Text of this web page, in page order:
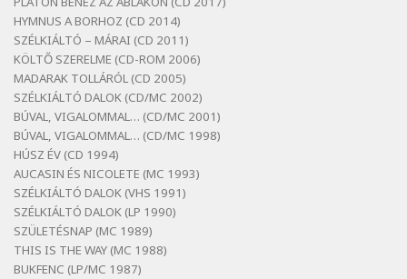
Bertók László: Dinnye Döme
Szélkiáltó
Bertók László: Diófa-levélen
Szélkiáltó
Bertók László: El-elképzelem a falansztert
Szélkiáltó
Bertók László: Elmenni kevés, itt maradni
sok
Szélkiáltó
Bertók László: Mintha már pénteken
vasárnap
Szélkiáltó
HYMNUS A BORHOZ (CD 2014)
SZÉLKIÁLTÓ – MÁRAI (CD 2011)
KÖLTŐ SZERELME (CD-ROM 2006)
MADARAK TOLLÁRÓL (CD 2005)
SZÉLKIÁLTÓ DALOK (CD/MC 2002)
BÚVAL, VIGALOMMAL… (CD/MC 2001)
BÚVAL, VIGALOMMAL… (CD/MC 1998)
HÚSZ ÉV (CD 1994)
AUCASIN ÉS NICOLETE (MC 1993)
SZÉLKIÁLTÓ DALOK (VHS 1991)
SZÉLKIÁLTÓ DALOK (LP 1990)
SZÜLETÉSNAP (MC 1989)
THIS IS THE WAY (MC 1988)
BUKFENC (LP/MC 1987)